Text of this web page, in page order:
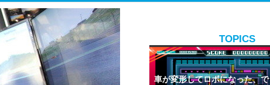
TOPICS
車が変形してロボになった、